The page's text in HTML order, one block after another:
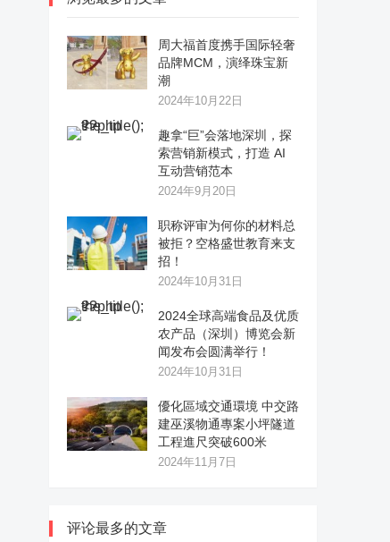
周大福首度携手国际轻奢
品牌MCM，演绎珠宝新
潮
2024年10月22日
趣拿“巨”会落地深圳，探
索营销新模式，打造 AI
互动营销范本
2024年9月20日
职称评审为何你的材料总
被拒？空格盛世教育来支
招！
2024年10月31日
2024全球高端食品及优质
农产品（深圳）博览会新
闻发布会圆满举行！
2024年10月31日
優化區域交通環境 中交路
建巫溪物通專案小坪隧道
工程進尺突破600米
2024年11月7日
评论最多的文章